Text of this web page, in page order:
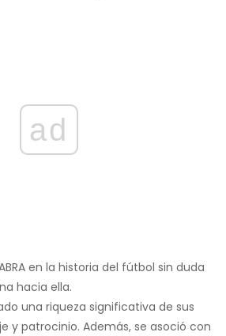
ad
en la historia del fútbol sin duda
hacia ella.
una riqueza significativa de sus
y patrocinio. Además, se asoció con